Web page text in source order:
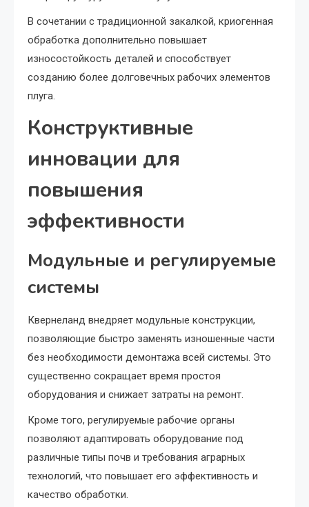
В сочетании с традиционной закалкой, криогенная
обработка дополнительно повышает
износостойкость деталей и способствует
созданию более долговечных рабочих элементов
плуга.
Конструктивные
инновации для
повышения
эффективности
Модульные и регулируемые
системы
Квернеланд внедряет модульные конструкции,
позволяющие быстро заменять изношенные части
без необходимости демонтажа всей системы. Это
существенно сокращает время простоя
оборудования и снижает затраты на ремонт.
Кроме того, регулируемые рабочие органы
позволяют адаптировать оборудование под
различные типы почв и требования аграрных
технологий, что повышает его эффективность и
качество обработки.